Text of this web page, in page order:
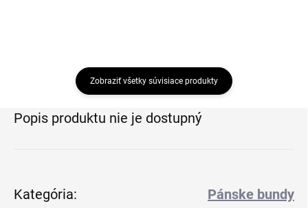
Zobraziť všetky súvisiace produkty
Popis produktu nie je dostupný
Kategória: Pánske bundy